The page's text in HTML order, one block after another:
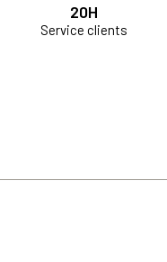
20H
Service clients